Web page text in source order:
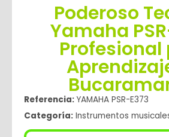
Poderoso
Yamaha
Profesional
Referencia: YAMAHA PSR-E373
Categoría: Instrumentos